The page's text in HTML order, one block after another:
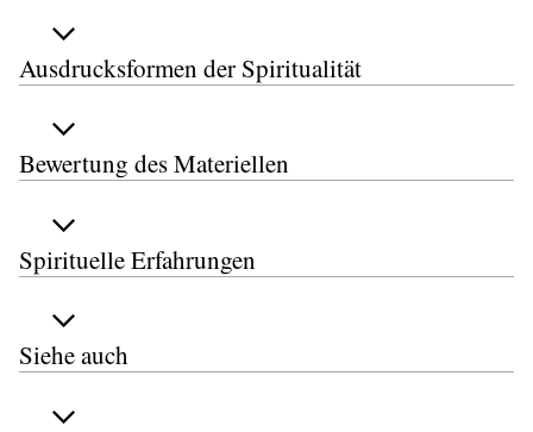
Ausdrucksformen der Spiritualität
Bewertung des Materiellen
Spirituelle Erfahrungen
Siehe auch